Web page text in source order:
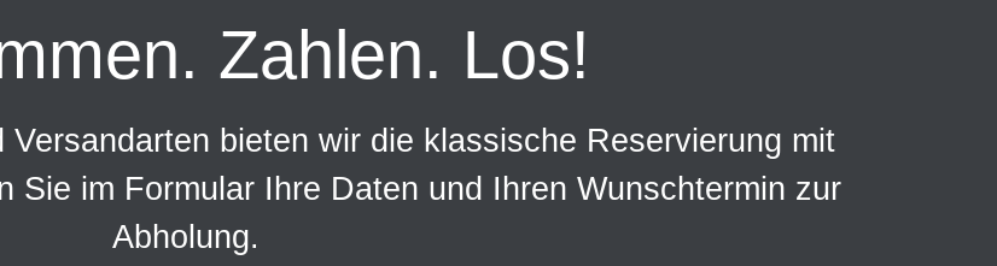
Zahlen. Los!
bieten wir die klassische Reservierung mit
Sie im Formular Ihre Daten und Ihren Wunschtermin zur
Abholung.